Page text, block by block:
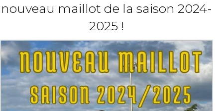
nouveau maillot de la saison 2024-
2025 !